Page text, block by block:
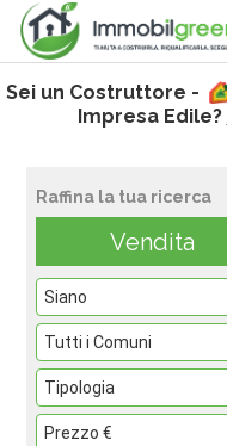
Sei un Costruttore -
Impresa Edile?
Raffina la tua ricerca
Vendita